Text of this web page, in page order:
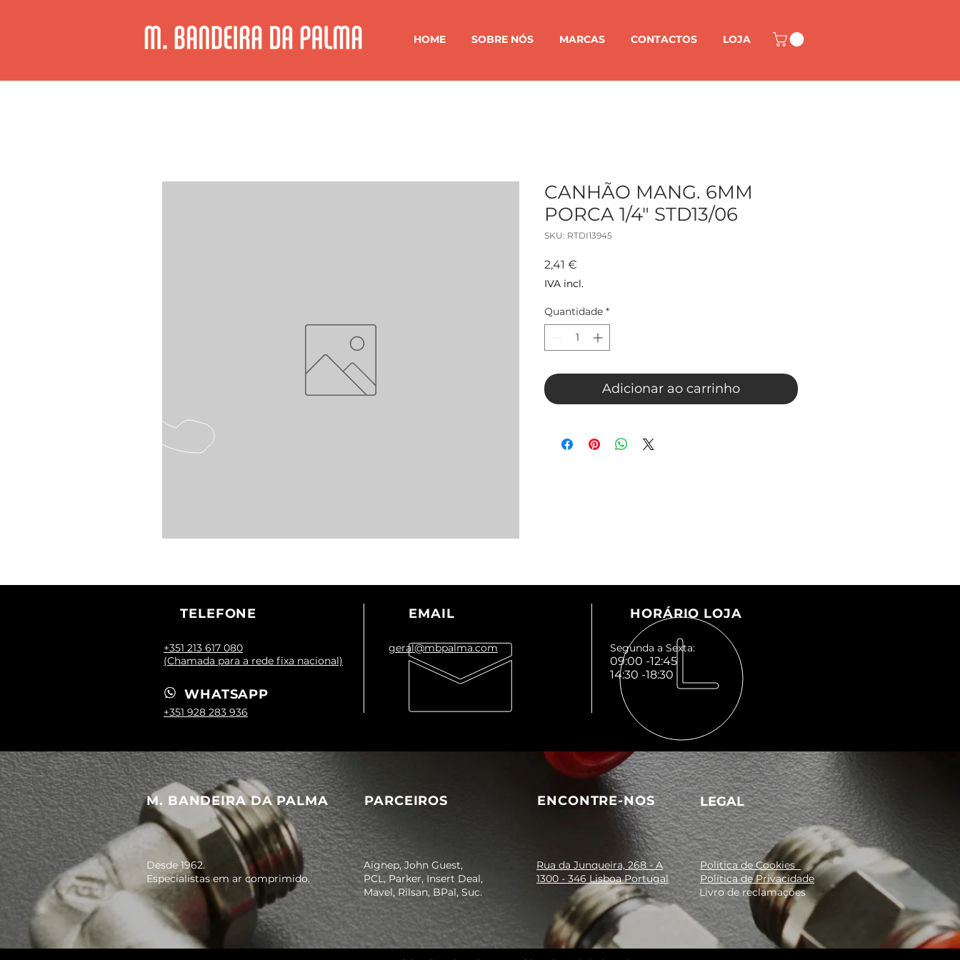
HOME SOBRE NÓS MARCAS CONTACTOS LOJA
CANHÃO MANG. 6MM
PORCA 1/4" STD13/06
SKU: RTDI13945
2,41 €
IVA incl.
Quantidade *
Adicionar ao carrinho
TELEFONE
+351 213 617 080
(Chamada para a rede fixa nacional)
+351 928 283 936
WHATSAPP
EMAIL
geral@mbpalma.com
HORÁRIO LOJA
Segunda a Sexta:
09:00 -12:45
14:30 -18:30
M. BANDEIRA DA PALMA PARCEIROS ENCONTRE-NOS LEGAL
Desde 1962.
Especialistas em ar comprimido.
Aignep, John Guest,
PCL, Parker, Insert Deal,
Mavel, Rilsan, BPal, Suc.
Rua da Junqueira, 268 - A
1300 - 346 Lisboa Portugal
Política de Cookies
Política de Privacidade
Livro de reclamações